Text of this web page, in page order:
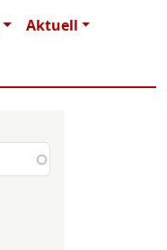
Aktuell